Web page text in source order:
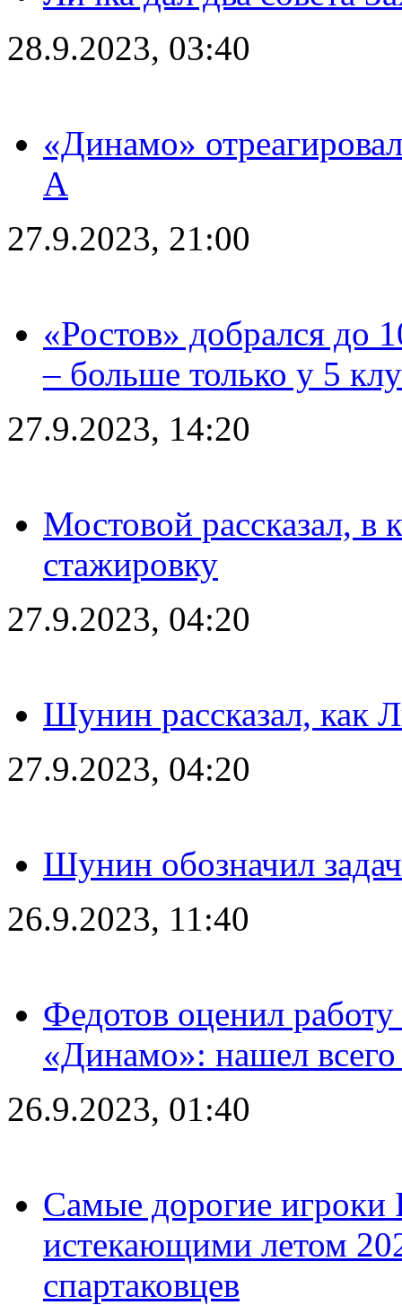
28.9.2023, 03:40
«Динамо»
А
27.9.2023, 21:00
«Ростов» добрался до
– больше только у 5
27.9.2023, 14:20
Мостовой рассказал, в
стажировку
27.9.2023, 04:20
Шунин рассказал, как
27.9.2023, 04:20
Шунин обозначил
26.9.2023, 11:40
Федотов оценил
«Динамо»: нашел
26.9.2023, 01:40
Самые дорогие игроки
истекающими летом
спартаковцев